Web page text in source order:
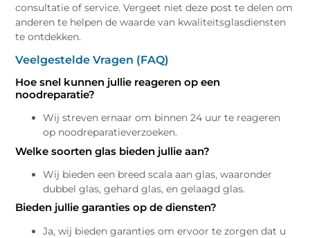
consultatie of service. Vergeet niet deze post te delen om
anderen te helpen de waarde van kwaliteitsglasdiensten
te ontdekken.
Veelgestelde Vragen (FAQ)
Hoe snel kunnen jullie reageren op een
noodreparatie?
Wij streven ernaar om binnen 24 uur te reageren
op noodreparatieverzoeken.
Welke soorten glas bieden jullie aan?
Wij bieden een breed scala aan glas, waaronder
dubbel glas, gehard glas, en gelaagd glas.
Bieden jullie garanties op de diensten?
Ja, wij bieden garanties om ervoor te zorgen dat u